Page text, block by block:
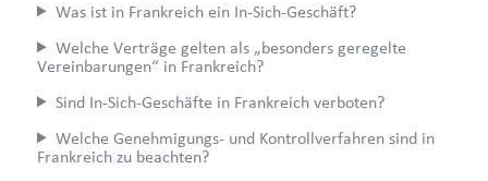
Was ist in Frankreich ein In-Sich-Geschäft?
Welche Verträge gelten als „besonders geregelte
Vereinbarungen“ in Frankreich?
Sind In-Sich-Geschäfte in Frankreich verboten?
Welche Genehmigungs- und Kontrollverfahren sind in
Frankreich zu beachten?